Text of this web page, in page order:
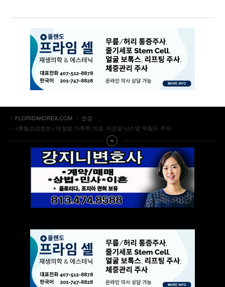
FLORIDAKOREA.COM
건강
<휴람건강정보> 대장암 가족력 여성, 자궁암·난소암 위험도 주의